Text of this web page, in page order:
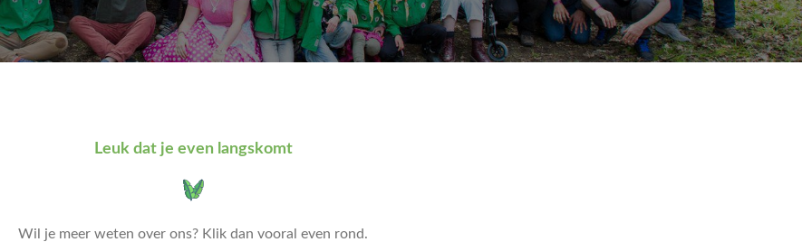
Leuk dat je even langskomt
Wil je meer weten over ons? Klik dan vooral even rond.